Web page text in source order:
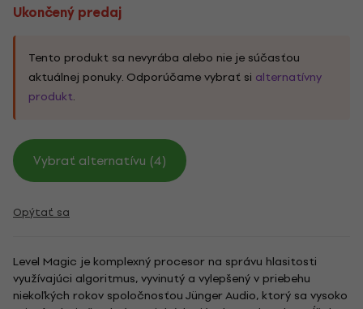
Ukončený predaj
Tento produkt sa nevyrába alebo nie je súčasťou
aktuálnej ponuky. Odporúčame vybrať si alternatívny
produkt.
Vybrať alternatívu (4)
Opýtať sa
Level Magic je komplexný procesor na správu hlasitosti
využívajúci algoritmus, vyvinutý a vylepšený v priebehu
niekoľkých rokov spoločnosťou Jünger Audio, ktorý sa vysoko